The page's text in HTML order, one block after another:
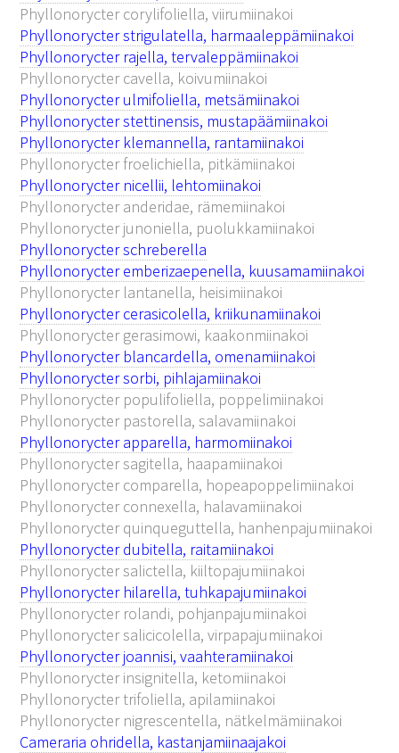
Phyllonorycter corylifoliella, viirumiinakoi
Phyllonorycter strigulatella, harmaaleppämiinakoi
Phyllonorycter rajella, tervaleppämiinakoi
Phyllonorycter cavella, koivumiinakoi
Phyllonorycter ulmifoliella, metsämiinakoi
Phyllonorycter stettinensis, mustapäämiinakoi
Phyllonorycter klemannella, rantamiinakoi
Phyllonorycter froelichiella, pitkämiinakoi
Phyllonorycter nicellii, lehtomiinakoi
Phyllonorycter anderidae, rämemiinakoi
Phyllonorycter junoniella, puolukkamiinakoi
Phyllonorycter schreberella
Phyllonorycter emberizaepenella, kuusamamiinakoi
Phyllonorycter lantanella, heisimiinakoi
Phyllonorycter cerasicolella, kriikunamiinakoi
Phyllonorycter gerasimowi, kaakonmiinakoi
Phyllonorycter blancardella, omenamiinakoi
Phyllonorycter sorbi, pihlajamiinakoi
Phyllonorycter populifoliella, poppelimiinakoi
Phyllonorycter pastorella, salavamiinakoi
Phyllonorycter apparella, harmomiinakoi
Phyllonorycter sagitella, haapamiinakoi
Phyllonorycter comparella, hopeapoppelimiinakoi
Phyllonorycter connexella, halavamiinakoi
Phyllonorycter quinqueguttella, hanhenpajumiinakoi
Phyllonorycter dubitella, raitamiinakoi
Phyllonorycter salictella, kiiltopajumiinakoi
Phyllonorycter hilarella, tuhkapajumiinakoi
Phyllonorycter rolandi, pohjanpajumiinakoi
Phyllonorycter salicicolella, virpapajumiinakoi
Phyllonorycter joannisi, vaahteramiinakoi
Phyllonorycter insignitella, ketomiinakoi
Phyllonorycter trifoliella, apilamiinakoi
Phyllonorycter nigrescentella, nätkelmämiinakoi
Cameraria ohridella, kastanjamiinaajakoi